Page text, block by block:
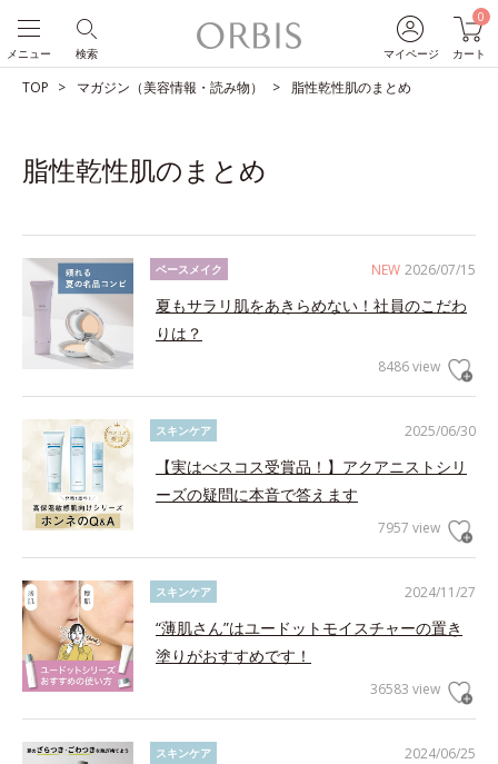
マイページ
0
カート
検索
メニュー
TOP マガジン（美容情報・読み物） 脂性乾性肌のまとめ
脂性乾性肌のまとめ
NEW 2026/07/15
ベースメイク
夏もサラリ肌をあきらめない！社員のこだわ
りは？
8486 view
2025/06/30
スキンケア
【実はべスコス受賞品！】アクアニストシリ
ーズの疑問に本音で答えます
7957 view
2024/11/27
スキンケア
“薄肌さん”はユードットモイスチャーの置き
塗りがおすすめです！
36583 view
2024/06/25
スキンケア